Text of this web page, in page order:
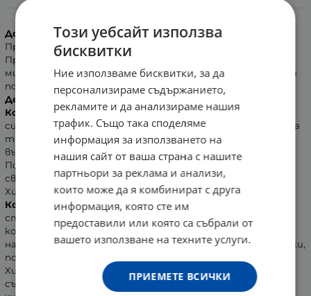
Дозировка:
Препоръчва се прием по 1-2 таблетки дневно.
Препоръчително е Колаген Комплекс Макс
минимум 2 месеца, след което може да се направи кратка
почивка.
Действие:
Колаген Комплекс Максувеличава вискозитета на
синовиалната течност, в резултат на което се намалява
триенето на ставните повърхности и подпомага
възстановяването на ставния хрущял.
Подобрява подвижността на ставите, възвръща
свободата на движението.
Хидролизираният колаген, съдържащ се вКолаген
Комплекс Макс, хипоалергичен, високопречистен от
странични вещества, изграден от еднакви по размер
колагенови фрагменти. Той засилва естествения синтез
на колаген, намалява дълбочината на образуваните бръчки,
повишава хидратацията на кожата.
Хиалуроновата киселина е важен компонент на
съединителната тъкан, тя подпомага храненето и
Този уебсайт използва
бисквитки
Ние използваме бисквитки, за да
персонализираме съдържанието,
рекламите и да анализираме нашия
трафик. Също така споделяме
информация за използването на
нашия сайт от ваша страна с нашите
партньори за реклама и анализи,
които може да я комбинират с друга
информация, която сте им
предоставили или която са събрали от
вашето използване на техните услуги.
ПРИЕМЕТЕ ВСИЧКИ